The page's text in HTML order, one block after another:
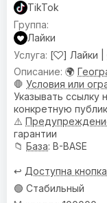
TikTok
Лайки
[
] Лайки |
🌍
🛑 Условия или
Указывать ссылку
конкретную
⚠️
гарантии
📁 База: B-BASE
↩️ Доступна
🟢 Стабильный